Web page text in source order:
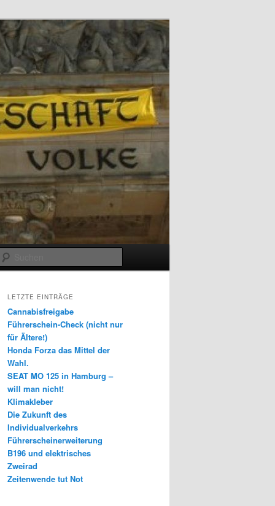
LETZTE EINTRÄGE
Cannabisfreigabe
Führerschein-Check (nicht nur
für Ältere!)
Honda Forza das Mittel der
Wahl.
SEAT MO 125 in Hamburg –
will man nicht!
Klimakleber
Die Zukunft des
Individualverkehrs
Führerscheinerweiterung
B196 und elektrisches
Zweirad
Zeitenwende tut Not